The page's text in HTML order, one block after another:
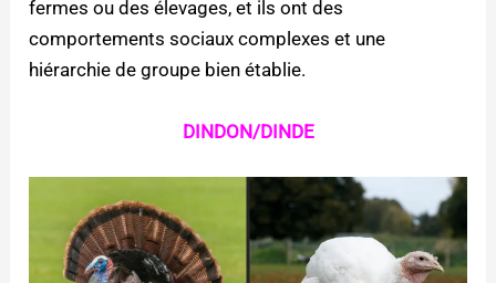
fermes ou des élevages, et ils ont des
comportements sociaux complexes et une
hiérarchie de groupe bien établie.
DINDON/DINDE